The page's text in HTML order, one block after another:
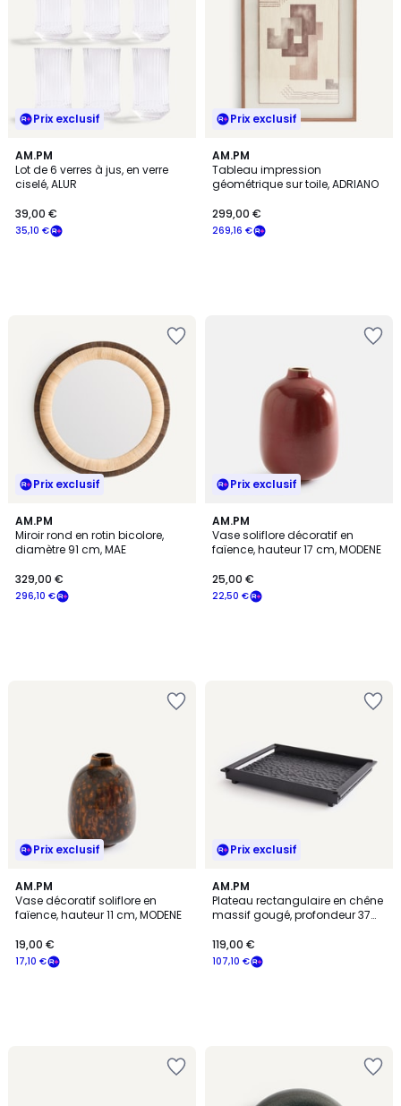
Prix exclusif
AM.PM
Lot de 6 verres à jus, en verre
ciselé, ALUR
35,10 €
39,00 €
Prix exclusif
AM.PM
Tableau impression
géométrique sur toile, ADRIANO
269,16 €
299,00 €
Prix exclusif
AM.PM
Miroir rond en rotin bicolore,
diamètre 91 cm, MAE
296,10 €
329,00 €
Prix exclusif
AM.PM
Vase soliflore décoratif en
faïence, hauteur 17 cm, MODENE
22,50 €
25,00 €
Prix exclusif
AM.PM
Vase décoratif soliflore en
faïence, hauteur 11 cm, MODENE
17,10 €
19,00 €
Prix exclusif
AM.PM
Plateau rectangulaire en chêne
massif gougé, profondeur 37
107,10 €
119,00 €